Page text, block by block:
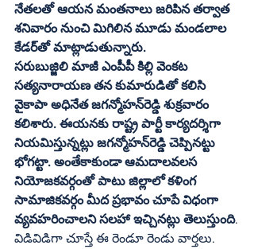
నేతలతో ఆయన మంతనాలు జరిపిన తర్వాత
శనివారం నుంచి మిగిలిన మూడు మండలాల
కేడర్‌తో మాట్లాడుతున్నారు.
సరుబుజ్జిలి మాజీ ఎంపీపీ కిల్లి వెంకట
సత్యనారాయణ తన కుమారుడితో కలిసి
వైకాపా అధినేత జగన్మోహన్‌రెడ్డి శుక్రవారం
కలిశారు. ఈయనకు రాష్ట్ర పార్టీ కార్యదర్శిగా
నియమిస్తున్నట్లు జగన్మోహన్‌రెడ్డి చెప్పినట్టు
భోగట్టా. అంతేకాకుండా ఆమదాలవలస
నియోజకవర్గంతో పాటు జిల్లాలో కళింగ
సామాజికవర్గం మీద ప్రభావం చూపే విధంగా
వ్యవహరించాలని సలహా ఇచ్చినట్లు తెలుస్తుంది.
విడివిడిగా చూస్తే ఈ రెండూ రెండు వార్తలు.